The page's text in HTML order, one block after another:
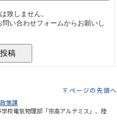
ページの先頭へ
策課
校電気物理部「宗高アルテミス」、陸